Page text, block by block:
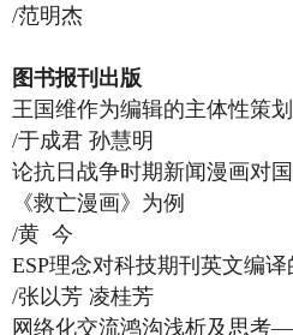
/范明杰
图书报刊出版
王国维作为编辑的主体性策划
/于成君 孙慧明
论抗日战争时期新闻漫画对
《救亡漫画》为例
/黄 今
ESP理念对科技期刊英文编
/张以芳 凌桂芳
网络化交流鸿沟浅析及思考